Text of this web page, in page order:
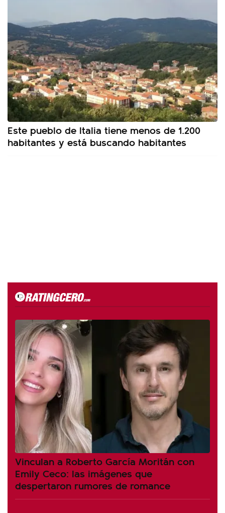
Este pueblo de Italia tiene menos de 1.200
habitantes y está buscando habitantes
Vinculan a Roberto García Moritán con
Emily Ceco: las imágenes que
despertaron rumores de romance